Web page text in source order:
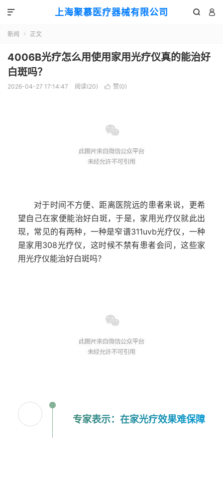
上海聚慕医疗器械有限公司  

新闻  正文
4006B光疗怎么用使用家用光疗仪真的能治好
白斑吗？
2026-04-27 17:14:47 阅读(20)  赞(0)
对于时间不方便、距离医院远的患者来说，更希
望自己在家便能治好白斑，于是，家用光疗仪就此出
现，常见的有两种，一种是窄谱311uvb光疗仪，一种
是家用308光疗仪，这时候不禁有患者会问，这些家
用光疗仪能治好白斑吗？
0
专家表示：在家光疗效果难保障